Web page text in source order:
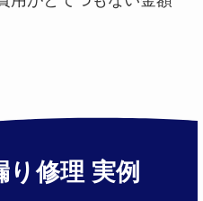
り修理 実例